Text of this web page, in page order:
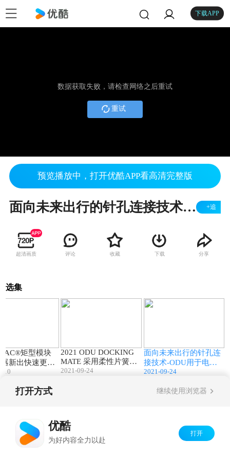
下载APP
数据获取失败，请检查网络之后重试
重试
预览播放中，打开优酷APP看高清完整版
面向未来出行的针孔连接技术-ODU用于电动汽车充电的针孔端子 +追
超清画质 评论 收藏 下载 分享
选集
矩型模块
新出快速更换
10
2021 ODU DOCKING
MATE 采用柔性片簧针
孔技术的对接连接器
2021-09-24
面向未来出行的针孔连
接技术-ODU用于电动
汽车充电的针孔端子
2021-09-24
打开方式 继续使用浏览器
优酷
为好内容全力以赴
打开